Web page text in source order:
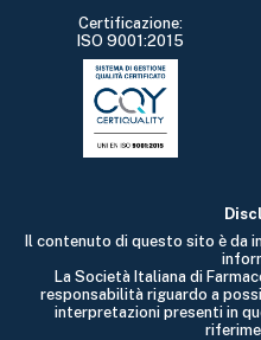
Certificazione:
ISO 9001:2015
Il contenuto di questo sito è da
La Società Italiana di
responsabilità riguardo a
interpretazioni presenti in